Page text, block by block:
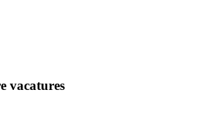
vacatures